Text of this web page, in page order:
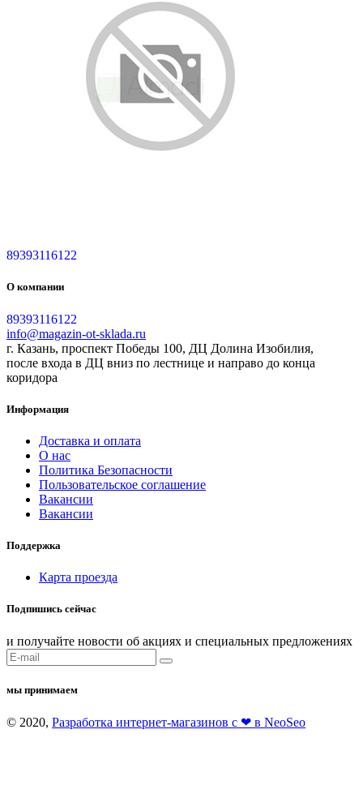
89393116122
О компании
89393116122
info@magazin-ot-sklada.ru
г. Казань, проспект Победы 100, ДЦ Долина Изобилия,
после входа в ДЦ вниз по лестнице и направо до конца
коридора
Информация
Доставка и оплата
О нас
Политика Безопасности
Пользовательское соглашение
Вакансии
Вакансии
Поддержка
Карта проезда
Подпишись сейчас
и получайте новости об акциях и специальных предложениях
мы принимаем
© 2020, Разработка интернет-магазинов с ❤ в NeoSeo